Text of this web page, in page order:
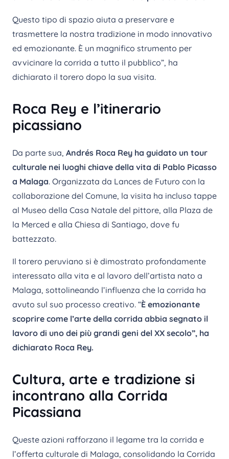
Questo tipo di spazio aiuta a preservare e
trasmettere la nostra tradizione in modo innovativo
ed emozionante. È un magnifico strumento per
avvicinare la corrida a tutto il pubblico”, ha
dichiarato il torero dopo la sua visita.
Roca Rey e l’itinerario
picassiano
Da parte sua, Andrés Roca Rey ha guidato un tour
culturale nei luoghi chiave della vita di Pablo Picasso
a Malaga. Organizzata da Lances de Futuro con la
collaborazione del Comune, la visita ha incluso tappe
al Museo della Casa Natale del pittore, alla Plaza de
la Merced e alla Chiesa di Santiago, dove fu
battezzato.
Il torero peruviano si è dimostrato profondamente
interessato alla vita e al lavoro dell’artista nato a
Malaga, sottolineando l’influenza che la corrida ha
avuto sul suo processo creativo. “È emozionante
scoprire come l’arte della corrida abbia segnato il
lavoro di uno dei più grandi geni del XX secolo”, ha
dichiarato Roca Rey.
Cultura, arte e tradizione si
incontrano alla Corrida
Picassiana
Queste azioni rafforzano il legame tra la corrida e
l’offerta culturale di Malaga, consolidando la Corrida